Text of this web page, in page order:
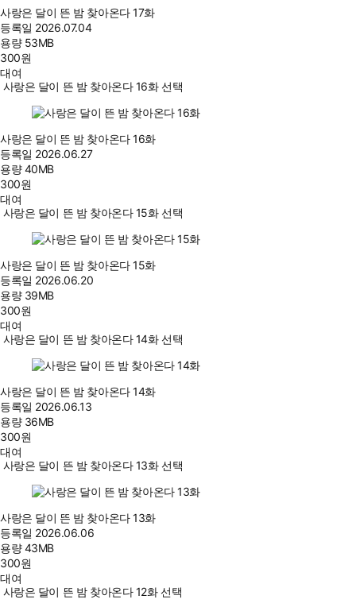
사랑은 달이 뜬 밤 찾아온다 17화
등록일 2026.07.04
용량 53MB
300원
대여
사랑은 달이 뜬 밤 찾아온다 16화 선택
사랑은 달이 뜬 밤 찾아온다 16화
등록일 2026.06.27
용량40MB
300원
대여
사랑은 달이 뜬 밤 찾아온다 15화 선택
사랑은 달이 뜬 밤 찾아온다 15화
등록일 2026.06.20
용량 39MB
300원
대여
사랑은 달이 뜬 밤 찾아온다 14화 선택
사랑은 달이 뜬 밤 찾아온다 14화
등록일 2026.06.13
용량 36MB
300원
대여
사랑은 달이 뜬 밤 찾아온다 13화 선택
사랑은 달이 뜬 밤 찾아온다 13화
등록일 2026.06.06
용량43MB
300원
대여
사랑은 달이 뜬 밤 찾아온다 12화 선택